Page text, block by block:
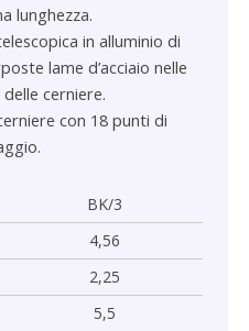
lunghezza.
in alluminio di
lame d’acciaio nelle
cerniere.
con 18 punti di
BK/3
4,56
2,25
5,5